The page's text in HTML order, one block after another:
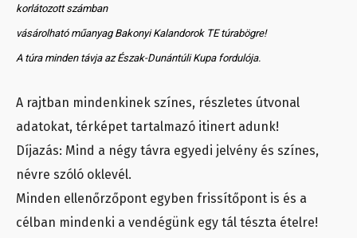
korlátozott számban
vásárolható műanyag Bakonyi Kalandorok TE túrabögre!
A túra minden távja az Észak-Dunántúli Kupa fordulója.
A rajtban mindenkinek színes, részletes útvonal
adatokat, térképet tartalmazó itinert adunk!
Díjazás: Mind a négy távra egyedi jelvény és színes,
névre szóló oklevél.
Minden ellenőrzőpont egyben frissítőpont is és a
célban mindenki a vendégünk egy tál tészta ételre!